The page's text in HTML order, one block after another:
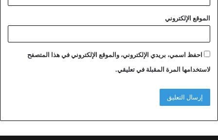
الموقع الإلكتروني
احفظ اسمي، بريدي الإلكتروني، والموقع الإلكتروني في هذا المتصفح
لاستخدامها المرة المقبلة في تعليقي.